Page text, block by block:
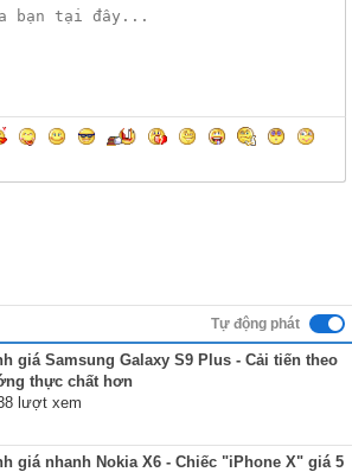
Tự động phát
giá Samsung Galaxy S9 Plus - Cải tiến theo
thực chất hơn
lượt xem
giá nhanh Nokia X6 - Chiếc "iPhone X" giá 5